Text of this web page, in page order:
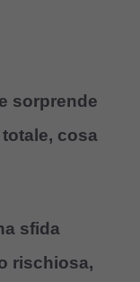
sorprende
cosa
sfida
rischiosa,